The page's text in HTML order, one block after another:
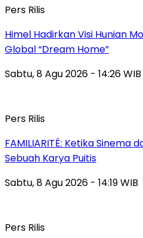
Pers Rilis
Himel Hadirkan Visi Hunian
Global “Dream Home”
Sabtu, 8 Agu 2026 - 14:26 WIB
Pers Rilis
FAMILIARITÉ: Ketika
Sebuah Karya Puitis
Sabtu, 8 Agu 2026 - 14:19 WIB
Pers Rilis